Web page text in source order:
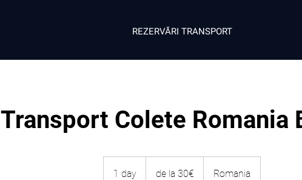
REZERVĂRI TRANSPORT
Transport Colete Romania
1 day
30€de la 30€ Romania